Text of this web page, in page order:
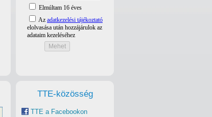
TTE-közösség
TTE a Facebookon